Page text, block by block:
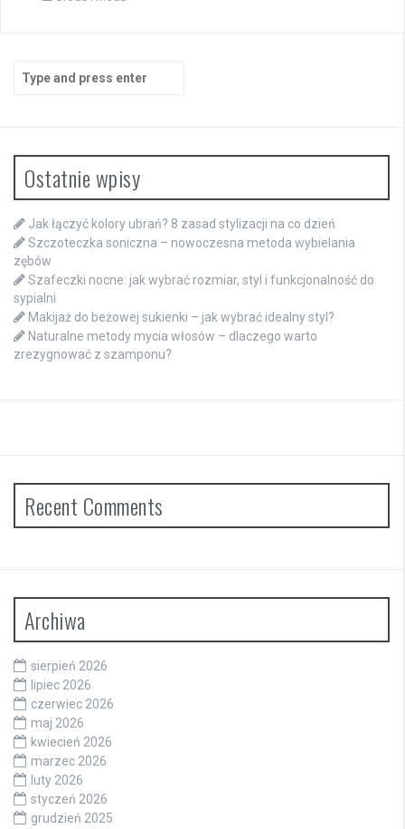
for:
Ostatnie wpisy
Jak łączyć kolory ubrań? 8 zasad stylizacji na co dzień
Szczoteczka soniczna – nowoczesna metoda wybielania
zębów
Szafeczki nocne: jak wybrać rozmiar, styl i funkcjonalność do
sypialni
Makijaż do beżowej sukienki – jak wybrać idealny styl?
Naturalne metody mycia włosów – dlaczego warto
zrezygnować z szamponu?
Recent Comments
Archiwa
sierpień 2026
lipiec 2026
czerwiec 2026
maj 2026
kwiecień 2026
marzec 2026
luty 2026
styczeń 2026
grudzień 2025